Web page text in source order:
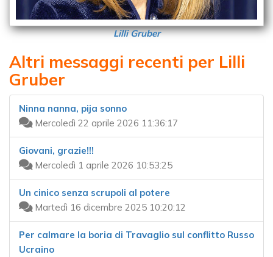
Lilli Gruber
Altri messaggi recenti per Lilli
Gruber
Ninna nanna, pija sonno
Mercoledì 22 aprile 2026 11:36:17
Giovani, grazie!!!
Mercoledì 1 aprile 2026 10:53:25
Un cinico senza scrupoli al potere
Martedì 16 dicembre 2025 10:20:12
Per calmare la boria di Travaglio sul conflitto Russo
Ucraino